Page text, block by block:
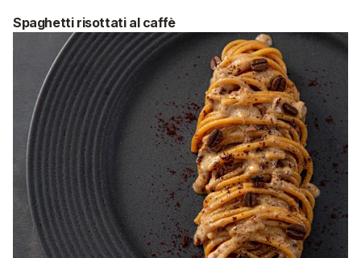
Spaghetti risottati al caffè